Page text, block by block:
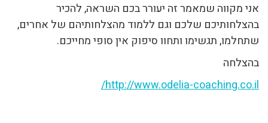
אני מקווה שמאמר זה יעורר בכם השראה, להכיר
בהצלחותיכם שלכם וגם ללמוד מהצלחותיהם של אחרים,
שתחלמו, תגשימו ותחוו סיפוק אין סופי מחייכם.
בהצלחה
http://www.odelia-coaching.co.il/